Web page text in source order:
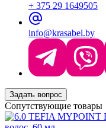
+ 375 29 1649505
info@krasabel.by
Задать вопрос
Сопутствующие товары